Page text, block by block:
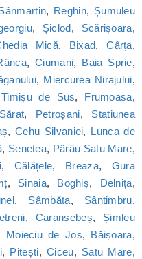
, Reghin, Șumuleu
, Șiclod, Scărișoara,
Mică, Bixad,Cârța,
,Ciumani, Baia Sprie,
, Miercurea Nirajului,
Timișu de Sus, Frumoasa,
, Petroșani, Statiunea
, Cehu Silvaniei, Lunca de
, Senetea, Pârâu Satu Mare,
, Călățele, Breaza, Gura
, Sinaia, Boghiș, Delnița,
, Sâmbăta, Sântimbru,
, Caransebeș, Șimleu
Moieciu de Jos, Băișoara,
, Pitești,Ciceu, Satu Mare,